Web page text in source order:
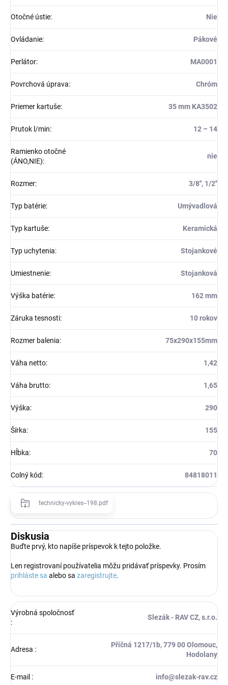
Otočné ústie: Nie
Ovládanie: Pákové
Perlátor: MA0001
Povrchová úprava: Chróm
Priemer kartuše: 35 mm KA3502
Prutok l/min: 12 – 14
Ramienko otočné
(ÁNO,NIE):
nie
Rozmer: 3/8'', 1/2''
Typ batérie: Umývadlová
Typ kartuše: Keramická
Typ uchytenia: Stojankové
Umiestnenie: Stojanková
Výška batérie: 162 mm
Záruka tesnosti: 10 rokov
Rozmer balenia: 75x290x155mm
Váha netto: 1,42
Váha brutto: 1,65
Výška: 290
Šírka: 155
Hĺbka: 70
Colný kód: 84818011
technicky-vykres--198.pdf
Diskusia
Buďte prvý, kto napíše príspevok k tejto položke.
Len registrovaní používatelia môžu pridávať príspevky. Prosím
prihláste sa alebo sa zaregistrujte.
Výrobná spoločnosť
:
Slezák - RAV CZ, s.r.o.
Adresa :
Příčná 1217/1b, 779 00 Olomouc,
Hodolany
E-mail : info@slezak-rav.cz